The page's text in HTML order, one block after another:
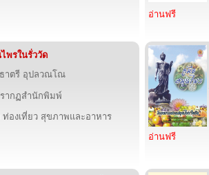
อ่านฟรี
พรในรั่ววัด
าตรี อุปลวณโณ
ากฏสำนักพิมพ์
ท่องเที่ยว สุขภาพและอาหาร
อ่านฟรี